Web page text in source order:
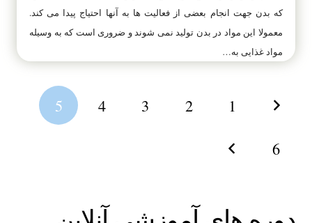
که بدن جهت انجام بعضی از فعالیت ها به آنها احتیاج پیدا می کند.
معمولا این مواد در بدن تولید نمی شوند و ضروری است که به وسیله
مواد غذایی به…
1
2
3
4
5
6